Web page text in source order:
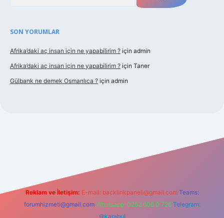
SON YORUMLAR
Afrika’daki aç insan için ne yapabilirim ? için admin
Afrika’daki aç insan için ne yapabilirim ? için Taner
Gülbank ne demek Osmanlıca ? için admin
Reklam ve İletişim: E-mail: backlinkpaneli@gmail.com Teams:
forumhizmeti@gmail.com Whatsapp: 0262 606 0 726 Telegram:
@karabul